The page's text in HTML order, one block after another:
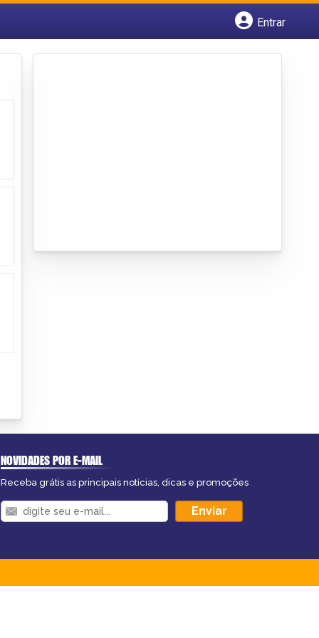
Entrar
NOVIDADES POR E-MAIL
Receba grátis as principais notícias, dicas e promoções